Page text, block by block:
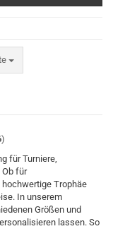
)
für Turniere,
für
Trophäe
In unserem
Größen und
lassen. So